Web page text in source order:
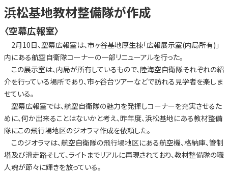
浜松基地教材整備隊が作成
〈空幕広報室〉
2月10日、空幕広報室は、市ヶ谷基地厚生棟「広報展示室(内局所有)」
内にある航空自衛隊コーナーの一部リニューアルを行った。
この展示室は、内局が所有しているもので、陸海空自衛隊それぞれの紹
介を行っている場所であり、市ヶ谷台ツアーなどで訪れる見学者を楽しま
せている。
空幕広報室では、航空自衛隊の魅力を発揮しコーナーを充実させるた
めに、何か出来ることはないかと考え、昨年度、浜松基地にある教材整備
隊にこの飛行場地区のジオラマ作成を依頼した。
このジオラマは、航空自衛隊の飛行場地区にある航空機、格納庫、管制
塔及び滑走路そして、ライトまでリアルに再現されており、教材整備隊の職
人魂が節々に輝きを放っている。